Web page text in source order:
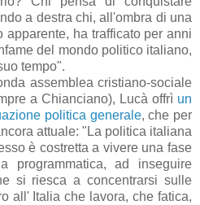
a destra chi, all'ombra di una
ha trafficato per anni
del mondo politico italiano,
tempo".
assemblea cristiano-sociale
a Chianciano), Lucà offrì un
politica generale, che per
attuale: "La politica italiana
è costretta a vivere una fase
programmatica, ad inseguire
si riesca a concentrarsi sulle
all' Italia che lavora, che fatica,